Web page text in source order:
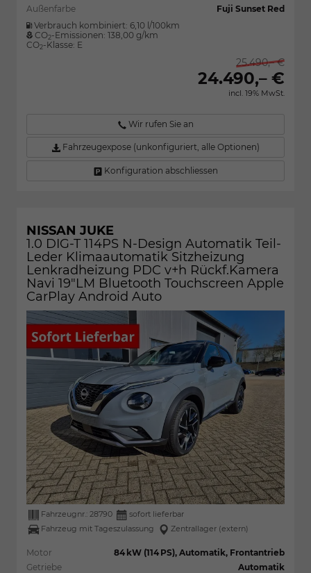
Außenfarbe
Fuji Sunset Red
Verbrauch kombiniert: 6,10 l/100km
CO2-Emissionen: 138,00 g/km
CO2-Klasse: E
25.490,– €
24.490,– €
incl. 19% MwSt.
Wir rufen Sie an
Fahrzeugexpose (unkonfiguriert, alle Optionen)
Konfiguration abschliessen
NISSAN JUKE
1.0 DIG-T 114PS N-Design Automatik Teil-
Leder Klimaautomatik Sitzheizung
Lenkradheizung PDC v+h Rückf.Kamera
Navi 19"LM Bluetooth Touchscreen Apple
CarPlay Android Auto
Fahrzeugnr.: 28790
sofort lieferbar
Fahrzeug mit Tageszulassung
Zentrallager (extern)
Motor
84 kW (114 PS), Automatik, Frontantrieb
Getriebe
Automatik